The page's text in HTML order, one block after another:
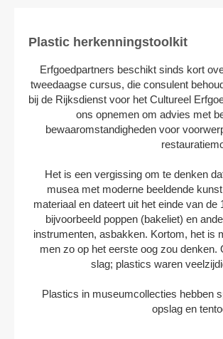
Plastic herkenningstoolkit
Erfgoedpartners beschikt sinds kort
tweedaagse cursus, die consulent
bij de Rijksdienst voor het Cultureel
ons opnemen om advies met
bewaaromstandigheden voor
Het is een vergissing om te denken
musea met moderne beeldende
materiaal en dateert uit het einde van
bijvoorbeeld poppen (bakeliet) en
instrumenten, asbakken. Kortom, het is
men zo op het eerste oog zou
slag; plastics waren
Plastics in museumcollecties hebben
opslag en